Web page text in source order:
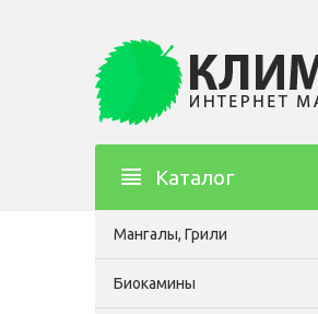
Каталог
Мангалы, Грили
Биокамины